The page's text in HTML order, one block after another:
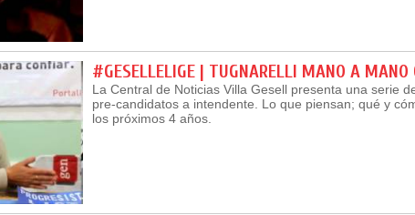
#GESELLELIGE | TUGNARELLI MANO A MANO
La Central de Noticias Villa Gesell presenta una serie
pre-candidatos a intendente. Lo que piensan; qué y
los próximos 4 años.